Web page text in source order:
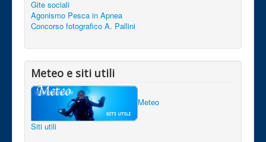
Gite sociali
Agonismo Pesca in Apnea
Concorso fotografico A. Pallini
Meteo e siti utili
Meteo
Siti utili